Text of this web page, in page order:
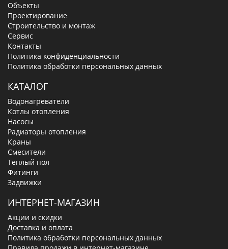
Объекты
Проектирование
Строительство и монтаж
Сервис
Контакты
Политика конфиденциальности
Политика обработки персональных данных
КАТАЛОГ
Водонагреватели
Котлы отопления
Насосы
Радиаторы отопления
Краны
Смесители
Теплый пол
Фитинги
Задвижки
ИНТЕРНЕТ-МАГАЗИН
Акции и скидки
Доставка и оплата
Политика обработки персональных данных